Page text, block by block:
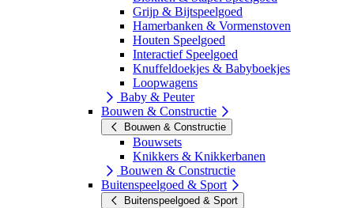
Grijp & Bijtspeelgoed
Hamerbanken & Vormenstoven
Houten Speelgoed
Interactief Speelgoed
Knuffeldoekjes & Babyboekjes
Loopwagens
Baby & Peuter
Bouwen & Constructie
Bouwen & Constructie
Bouwsets
Knikkers & Knikkerbanen
Bouwen & Constructie
Buitenspeelgoed & Sport
Buitenspeelgoed & Sport